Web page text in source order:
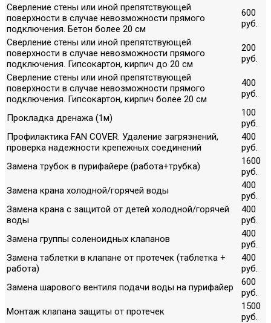
Сверление стены или иной препятствующей
поверхности в случае невозможности прямого
подключения. Бетон более 20 см
600
руб.
Сверление стены или иной препятствующей
поверхности в случае невозможности прямого
подключения. Гипсокартон, кирпич до 20 см
200
руб.
Сверление стены или иной препятствующей
поверхности в случае невозможности прямого
подключения. Гипсокартон, кирпич более 20 см
400
руб.
Прокладка дренажа (1м)
100
руб.
Профилактика FAN COVER. Удаление загрязнений,
проверка надежности крепежных соединений
400
руб.
Замена трубок в пурифайере (работа+трубка)
1600
руб.
Замена крана холодной/горячей воды
400
руб.
Замена крана с защитой от детей холодной/горячей
воды
400
руб.
Замена группы соленоидных клапанов
400
руб.
Замена таблетки в клапане от протечек (таблетка +
работа)
400
руб.
Замена шарового вентиля подачи воды на пурифайер
600
руб.
Монтаж клапана защиты от протечек
1500
руб.